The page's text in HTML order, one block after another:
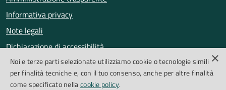
Informativa privacy
Note legali
Dichiarazione di accessibilità
Obiettivi di accessibilità
Segnalazioni accessibilità
×
Noi e terze parti selezionate utilizziamo cookie o tecnologie simili
per finalità tecniche e, con il tuo consenso, anche per altre finalità
come specificato nellacookie policy.